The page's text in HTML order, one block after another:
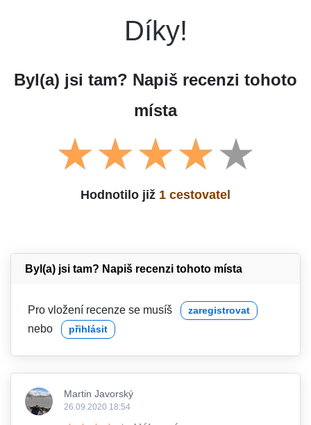
Díky!
Byl(a) jsi tam? Napiš recenzi tohoto
místa
Hodnotilo již 1 cestovatel
Byl(a) jsi tam? Napiš recenzi tohoto místa
Pro vložení recenze se musíš zaregistrovat
nebo přihlásit
Martin Javorský
26.09.2020 18:54